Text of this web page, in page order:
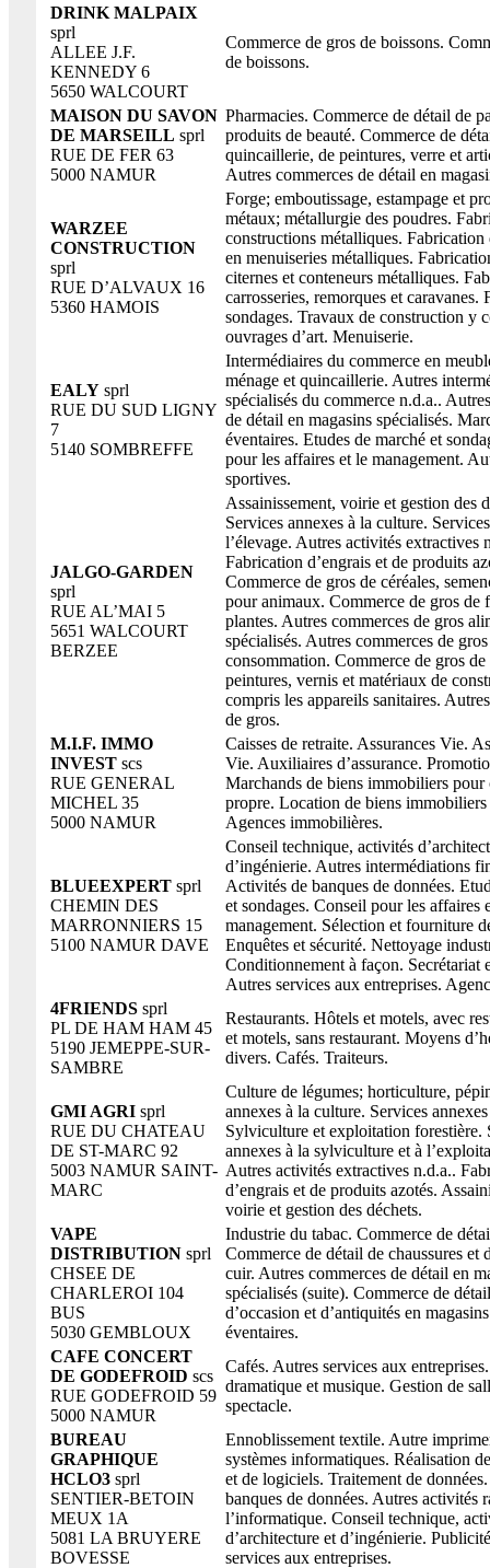
DRINK MALPAIX
sprl
ALLEE J.F.
KENNEDY 6
5650 WALCOURT
Commerce de gros de boissons.
de boissons.
MAISON DU SAVON
DE MARSEILL sprl
RUE DE FER 63
5000 NAMUR
Pharmacies. Commerce de détail de
produits de beauté. Commerce de
quincaillerie, de peintures, verre et
Autres commerces de détail en
WARZEE
CONSTRUCTION
sprl
RUE D’ALVAUX 16
5360 HAMOIS
Forge; emboutissage, estampage et
métaux; métallurgie des poudres.
constructions métalliques. Fabrication
en menuiseries métalliques.
citernes et conteneurs métalliques.
carrosseries, remorques et caravanes.
sondages. Travaux de construction y
ouvrages d’art. Menuiserie.
EALY sprl
RUE DU SUD LIGNY
7
5140 SOMBREFFE
Intermédiaires du commerce en
ménage et quincaillerie. Autres
spécialisés du commerce n.d.a..
de détail en magasins spécialisés.
éventaires. Etudes de marché et
pour les affaires et le management.
sportives.
JALGO-GARDEN
sprl
RUE AL’MAI 5
5651 WALCOURT
BERZEE
Assainissement, voirie et gestion des
Services annexes à la culture.
l’élevage. Autres activités extractives
Fabrication d’engrais et de produits
Commerce de gros de céréales,
pour animaux. Commerce de gros de
plantes. Autres commerces de gros
spécialisés. Autres commerces de
consommation. Commerce de gros de
peintures, vernis et matériaux de
compris les appareils sanitaires.
de gros.
M.I.F. IMMO
INVEST scs
RUE GENERAL
MICHEL 35
5000 NAMUR
Caisses de retraite. Assurances Vie.
Vie. Auxiliaires d’assurance.
Marchands de biens immobiliers pour
propre. Location de biens immobiliers
Agences immobilières.
BLUEEXPERT sprl
CHEMIN DES
MARRONNIERS 15
5100 NAMUR DAVE
Conseil technique, activités
d’ingénierie. Autres intermédiations
Activités de banques de données.
et sondages. Conseil pour les affaires
management. Sélection et fourniture
Enquêtes et sécurité. Nettoyage
Conditionnement à façon. Secrétariat
Autres services aux entreprises.
4FRIENDS sprl
PL DE HAM HAM 45
5190 JEMEPPE-SUR-
SAMBRE
Restaurants. Hôtels et motels, avec
et motels, sans restaurant. Moyens
divers. Cafés. Traiteurs.
GMI AGRI sprl
RUE DU CHATEAU
DE ST-MARC 92
5003 NAMUR SAINT-
MARC
Culture de légumes; horticulture,
annexes à la culture. Services
Sylviculture et exploitation forestière.
annexes à la sylviculture et à
Autres activités extractives n.d.a..
d’engrais et de produits azotés.
voirie et gestion des déchets.
VAPE
DISTRIBUTION sprl
CHSEE DE
CHARLEROI 104
BUS
5030 GEMBLOUX
Industrie du tabac. Commerce de
Commerce de détail de chaussures et
cuir. Autres commerces de détail en
spécialisés (suite). Commerce de
d’occasion et d’antiquités en
éventaires.
CAFE CONCERT
DE GODEFROID scs
RUE GODEFROID 59
5000 NAMUR
Cafés. Autres services aux
dramatique et musique. Gestion de
spectacle.
BUREAU
GRAPHIQUE
HCLO3 sprl
SENTIER-BETOIN
MEUX 1A
5081 LA BRUYERE
BOVESSE
Ennoblissement textile. Autre
systèmes informatiques. Réalisation
et de logiciels. Traitement de
banques de données. Autres activités
l’informatique. Conseil technique,
d’architecture et d’ingénierie.
services aux entreprises.